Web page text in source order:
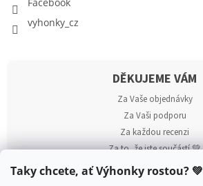
Taky chcete, ať Výhonky rostou? 💚
vyhonky_cz
DĚKUJEME VÁM
Za Vaše objednávky
Za Vaši podporu
Za každou recenzi
Za to, že jste součástí 💚